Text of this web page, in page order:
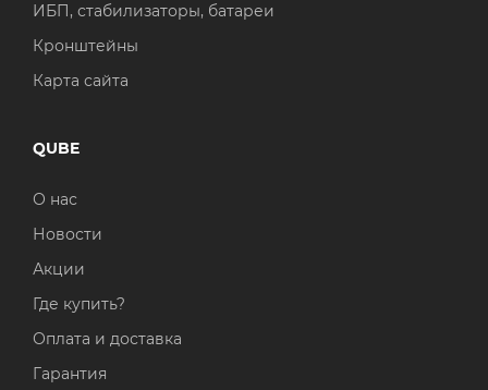
ИБП, стабилизаторы, батареи
Кронштейны
Карта сайта
QUBE
О нас
Новости
Акции
Где купить?
Оплата и доставка
Гарантия